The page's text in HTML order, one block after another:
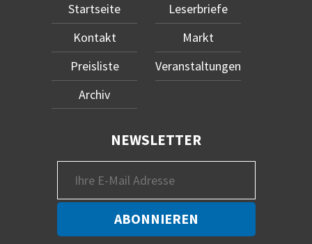
Startseite
Kontakt
Preisliste
Archiv
Leserbriefe
Markt
Veranstaltungen
NEWSLETTER